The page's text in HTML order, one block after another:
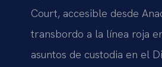
Court, accesible desde
transbordo a la línea roja
asuntos de custodia en el